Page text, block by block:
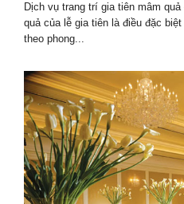
Dịch vụ trang trí gia tiên mâm
quả của lễ gia tiên là điều đặc
theo phong...